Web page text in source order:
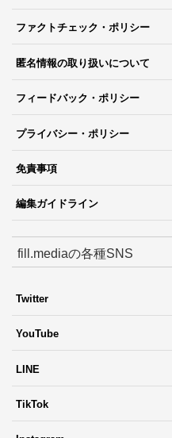
ファクトチェック・ポリシー
匿名情報の取り扱いについて
フィードバック・ポリシー
プライバシー・ポリシー
免責事項
編集ガイドライン
fill.mediaの各種SNS
Twitter
YouTube
LINE
TikTok